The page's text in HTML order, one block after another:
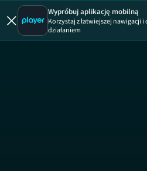
Wypróbuj aplikację mobilną
Korzystaj z łatwiejszej nawigacji i
działaniem